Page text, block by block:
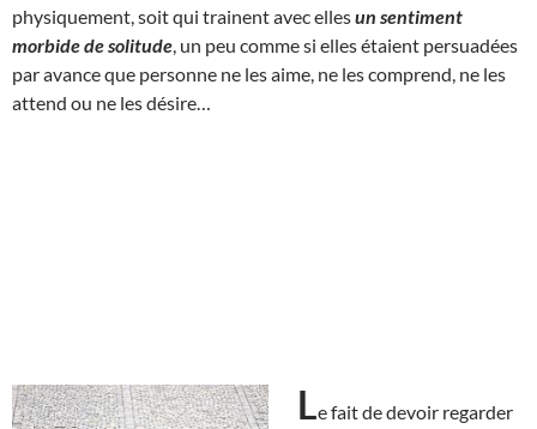
physiquement, soit qui trainent avec ellesun sentiment
morbide de solitude , un peu comme si elles étaient persuadées
par avance que personne ne les aime, ne les comprend, ne les
attend ou ne les désire…
Le fait de devoir regarder